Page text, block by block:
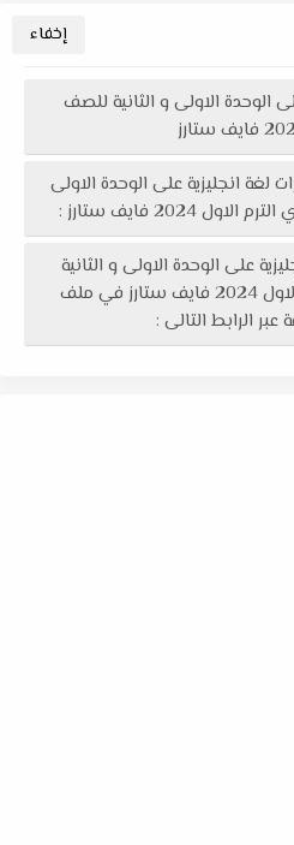
الوحدة الاولى و الثانية للصف
لغة انجليزية على الوحدة الاولى
2024 فايف ستارز :
على الوحدة الاولى و الثانية
للصف الأول الاعدادي الترم الاول 2024 فايف ستارز في ملف